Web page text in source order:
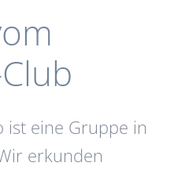
ist eine Gruppe in
erkunden